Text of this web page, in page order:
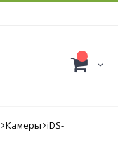
Камеры iDS-